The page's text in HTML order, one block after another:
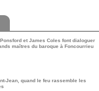
et James Coles font dialoguer
maîtres du baroque à Foncourrieu
Jean, quand le feu rassemble les